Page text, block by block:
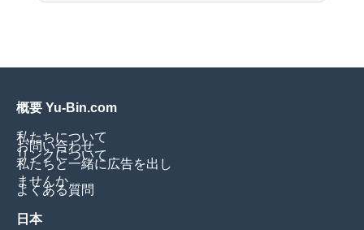
概要 Yu-Bin.com
私たちについて
お問い合わせ
リンクについて
私たちと一緒に広告を出し
ませんか
よくある質問
日本